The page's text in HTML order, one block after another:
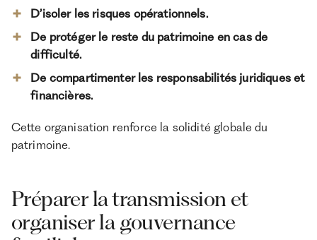
D’isoler les risques opérationnels.
De protéger le reste du patrimoine en cas de
difficulté.
De compartimenter les responsabilités juridiques et
financières.
Cette organisation renforce la solidité globale du
patrimoine.
Préparer la transmission et
organiser la gouvernance